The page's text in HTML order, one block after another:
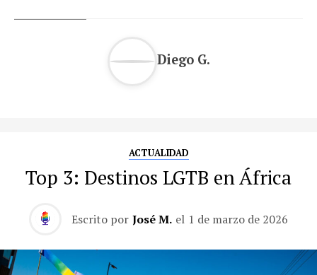
Diego G.
ACTUALIDAD
Top 3: Destinos LGTB en África
Escrito por José M. el 1 de marzo de 2026